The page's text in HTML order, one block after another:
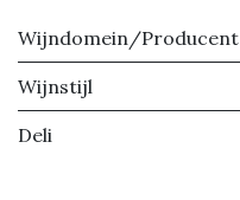
Wijndomein/Producent
Wijnstijl
Deli